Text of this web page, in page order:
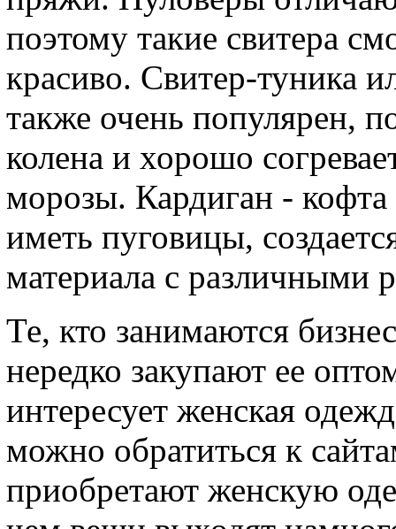
поэтому такие свитера
красиво. Свитер-туника
также очень популярен,
колена и хорошо
морозы. Кардиган -
иметь пуговицы,
материала с различными
Те, кто занимаются
нередко закупают ее
интересует женская
можно обратиться к
приобретают женскую